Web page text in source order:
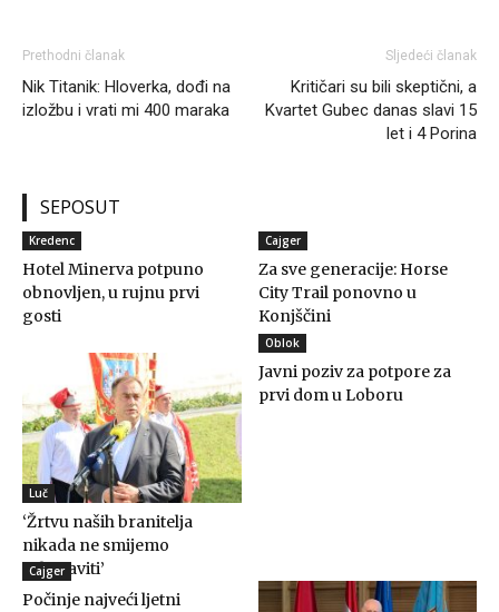
Prethodni članak
Nik Titanik: Hloverka, dođi na
izložbu i vrati mi 400 maraka
Sljedeći članak
Kritičari su bili skeptični, a
Kvartet Gubec danas slavi 15
let i 4 Porina
SEPOSUT
Kredenc
Hotel Minerva potpuno
obnovljen, u rujnu prvi
gosti
Cajger
Za sve generacije: Horse
City Trail ponovno u
Konjščini
Luč
‘Žrtvu naših branitelja
nikada ne smijemo
zaboraviti’
Oblok
Javni poziv za potpore za
prvi dom u Loboru
Cajger
Počinje najveći ljetni